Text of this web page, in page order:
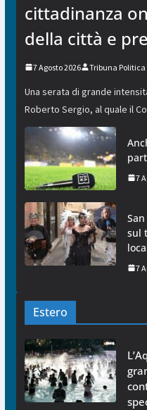
cittadinanza
della città e
7 Agosto 2026 Tribuna Politica
Una serata di grande
Roberto Sergio, al quale il
7
sul
7
Estero